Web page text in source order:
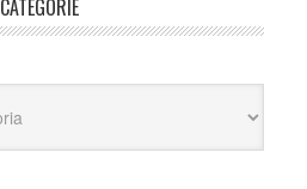
CATEGORIE